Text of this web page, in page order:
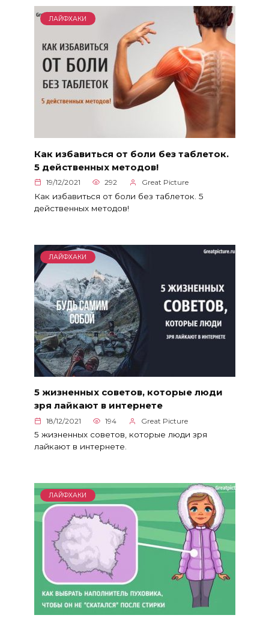
ЛАЙФХАКИ
Как избавиться от боли без таблеток.
5 действенных методов!
19/12/2021 292 Great Picture
Как избавиться от боли без таблеток. 5
действенных методов!
ЛАЙФХАКИ
5 жизненных советов, которые люди
зря лайкают в интернете
18/12/2021 194 Great Picture
5 жизненных советов, которые люди зря
лайкают в интернете.
ЛАЙФХАКИ